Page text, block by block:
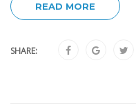
READ MORE
SHARE: